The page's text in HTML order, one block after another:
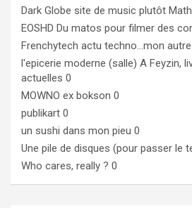
Dark Globe site de music plutôt
EOSHD Du matos pour filmer des
Frenchytech actu techno…mon
l'epicerie moderne (salle) A Feyzin,
actuelles 0
MOWNO ex bokson 0
publikart 0
un sushi dans mon pieu 0
Une pile de disques (pour passer le
Who cares, really ? 0